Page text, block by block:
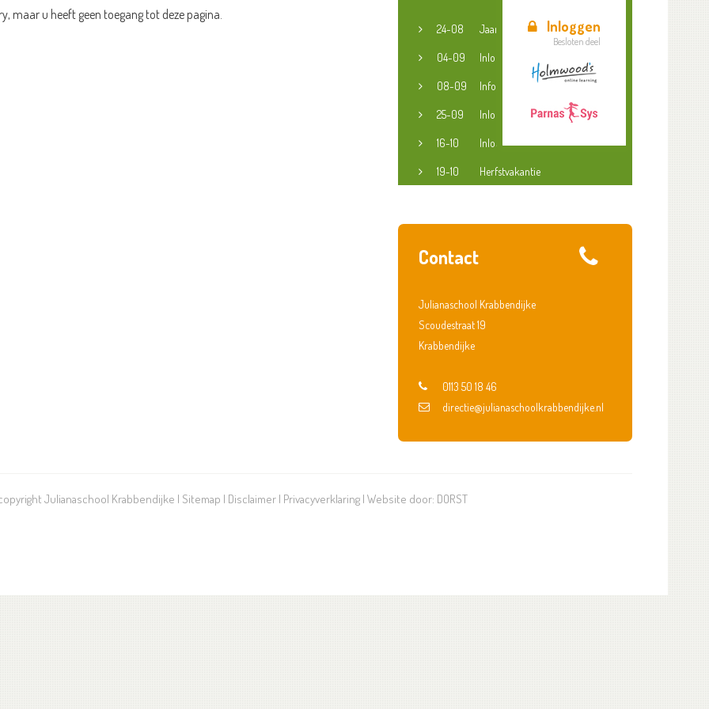
Inloggen
Besloten deel
maar u heeft geen toegang tot deze pagina.
24-08 Jaaropening
04-09 Inloopspreekuur jeugdconsulent
08-09 Informatieavond groep 3-8
25-09 Inloopspreekuur jeugdconsulent
16-10 Inloopspreekuur jeugdconsulent
19-10 Herfstvakantie
Contact
Julianaschool Krabbendijke
Scoudestraat 19
Krabbendijke
0113 50 18 46
directie@julianaschoolkrabbendijke.nl
Julianaschool Krabbendijke | Sitemap | Disclaimer | Privacyverklaring | Website door: DORST